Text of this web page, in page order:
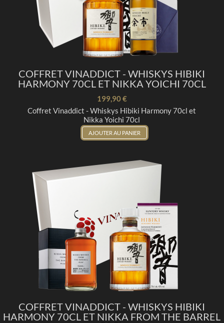
COFFRET VINADDICT - WHISKYS HIBIKI
HARMONY 70CL ET NIKKA YOICHI 70CL
199,90 €
Coffret Vinaddict - Whiskys Hibiki Harmony 70cl et
Nikka Yoichi 70cl
AJOUTER AU PANIER
COFFRET VINADDICT - WHISKYS HIBIKI
HARMONY 70CL ET NIKKA FROM THE BARREL